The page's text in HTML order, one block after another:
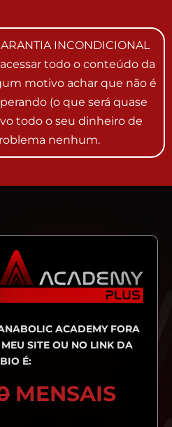
INCONDICIONAL
todo o conteúdo da
motivo achar que não é
(o que será quase
todo o seu dinheiro de
nenhum.
ACADEMY FORA
SITE OU NO LINK DA
BIO É:
MENSAIS